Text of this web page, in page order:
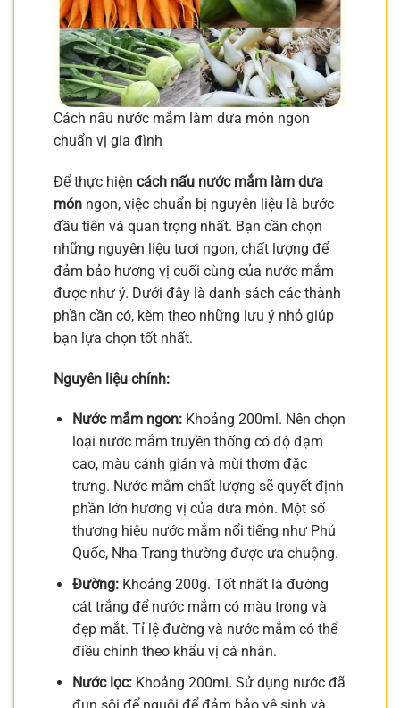
Cách nấu nước mắm làm dưa món ngon
chuẩn vị gia đình
Để thực hiện cách nấu nước mắm làm dưa
món ngon, việc chuẩn bị nguyên liệu là bước
đầu tiên và quan trọng nhất. Bạn cần chọn
những nguyên liệu tươi ngon, chất lượng để
đảm bảo hương vị cuối cùng của nước mắm
được như ý. Dưới đây là danh sách các thành
phần cần có, kèm theo những lưu ý nhỏ giúp
bạn lựa chọn tốt nhất.
Nguyên liệu chính:
Nước mắm ngon:Khoảng 200ml. Nên chọn
loại nước mắm truyền thống có độ đạm
cao, màu cánh gián và mùi thơm đặc
trưng. Nước mắm chất lượng sẽ quyết định
phần lớn hương vị của dưa món. Một số
thương hiệu nước mắm nổi tiếng như Phú
Quốc, Nha Trang thường được ưa chuộng.
Đường:Khoảng 200g. Tốt nhất là đường
cát trắng để nước mắm có màu trong và
đẹp mắt. Tỉ lệ đường và nước mắm có thể
điều chỉnh theo khẩu vị cá nhân.
Nước lọc:Khoảng 200ml. Sử dụng nước đã
đun sôi để nguội để đảm bảo vệ sinh và